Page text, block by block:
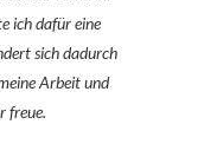
ich dafür eine
sich dadurch
Arbeit und
freue.